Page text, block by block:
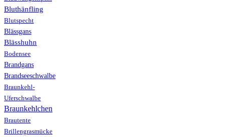
Bluthänfling
Blutspecht
Blässgans
Blässhuhn
Bodensee
Brandgans
Brandseeschwalbe
Braunkehl-
Uferschwalbe
Braunkehlchen
Brautente
Brillengrasmücke